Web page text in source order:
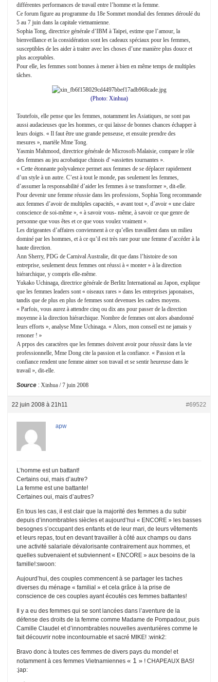
différentes performances de travail entre l’homme et la femme.
Ce forum figure au programme du 18e Sommet mondial des femmes déroulé du
5 au 7 juin dans la capitale vietnamienne.
Sophia Tong, directrice générale d’IBM à Taipei, estime que l’amour, la
bienveillance et la considération sont les cadeaux spéciaux pour les femmes,
susceptibles de les aider à traiter avec les choses d’une manière plus douce et
plus acceptables.
Pour elle, les femmes sont bonnes à mener à bien en même temps de multiples
tâches.
(Photo: Xinhua)
Toutefois, elle pense que les femmes, notamment les Asiatiques, ne sont pas
aussi audacieuses que les hommes, ce qui laisse de bonnes chances échapper à
leurs doigts. « Il faut être une grande penseuse, et ensuite prendre des
mesures », martèle Mme Tong.
Yasmin Mahmood, directrice générale de Microsoft-Malaisie, compare le rôle
des femmes au jeu acrobatique chinois d' »assiettes tournantes ».
« Cette étonnante polyvalence permet aux femmes de se déplacer rapidement
d’un style à un autre. C’est à tout le monde, pas seulement les femmes,
d’assumer la responsabilité d’aider les femmes à se transformer », dit-elle.
Pour devenir une femme réussie dans les professions, Sophia Tong recommande
aux femmes d’avoir de multiples capacités, « avant tout », d’avoir « une claire
conscience de soi-même », « à savoir vous- même, à savoir ce que genre de
personne que vous êtes et ce que vous voulez vraiment ».
Les dirigeantes d’affaires conviennent à ce qu’elles travaillent dans un milieu
dominé par les hommes, et à ce qu’il est très rare pour une femme d’accéder à la
haute direction.
Ann Sherry, PDG de Carnival Australie, dit que dans l’histoire de son
entreprise, seulement deux femmes ont réussi à « monter » à la direction
hiérarchique, y compris elle-même.
Yukako Uchinaga, directrice générale de Berlitz International au Japon, explique
que les femmes leaders sont « oiseaux rares » dans les entreprises japonaises,
tandis que de plus en plus de femmes sont devenues les cadres moyens.
« Parfois, vous aurez à attendre cinq ou dix ans pour passer de la direction
moyenne à la direction hiérarchique. Nombre de femmes ont alors abandonné
leurs efforts », analyse Mme Uchinaga. « Alors, mon conseil est ne jamais y
renoner ! »
A prpos des caractères que les femmes doivent avoir pour réussir dans la vie
professionnelle, Mme Dong cite la passion et la confiance. « Passion et la
confiance rendent une femme aimer son travail et se sentir heureuse dans le
travail », dit-elle.
Source : Xinhua /7 juin 2008
22 juin 2008 à 21h11 #69522
apw
L’homme est un battant!
Certains oui, mais d’autre?
La femme est une battante!
Certaines oui, mais d’autres?
En tous les cas, il est clair que la majorité des femmes a du subir
depuis d’innombrables siècles et aujourd’hui « ENCORE » les basses
besognes s’occupant des enfants et de leur mari, de leurs vêtements
et leurs repas, tout en devant travailler à côté aux champs ou dans
une activité salariale dévalorisante contrairement aux hommes, et
quelles subvenaient et subviennent « ENCORE » aux besoins de la
famille!:swoon:
Aujourd’hui, des couples commencent à se partager les taches
diverses du ménage « familial » et cela grâce à la prise de
conscience de ces couples ayant écoutés ces femmes battantes!
Il y a eu des femmes qui se sont lancées dans l’aventure de la
défense des droits de la femme comme Madame de Pompadour, puis
Camille Claudel et d’innombrables nouvelles aventurières comme le
fait découvrir notre incontournable et sacré MIKE! :wink2:
Bravo donc à toutes ces femmes de divers pays du monde! et
notamment à ces femmes Vietnamiennes « 1 » ! CHAPEAUX BAS!
:jap: